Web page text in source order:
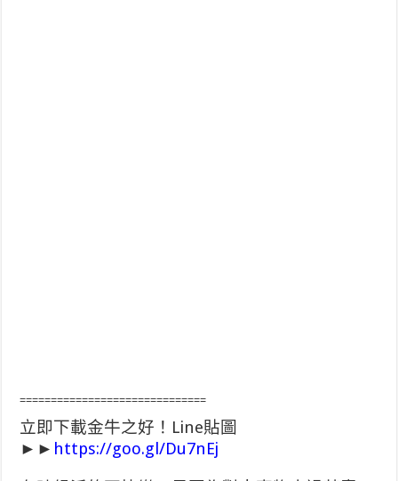
==============================
立即下載金牛之好！Line貼圖
►► https://goo.gl/Du7nEj